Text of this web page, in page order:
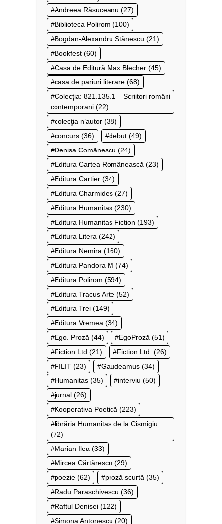
Andreea Răsuceanu (27)
Biblioteca Polirom (100)
Bogdan-Alexandru Stănescu (21)
Bookfest (60)
Casa de Editură Max Blecher (45)
casa de pariuri literare (68)
Colecţia: 821.135.1 – Scriitori români
contemporani (22)
colecţia n’autor (38)
concurs (36) debut (49)
Denisa Comănescu (24)
Editura Cartea Românească (23)
Editura Cartier (34)
Editura Charmides (27)
Editura Humanitas (230)
Editura Humanitas Fiction (193)
Editura Litera (242)
Editura Nemira (160)
Editura Pandora M (74)
Editura Polirom (594)
Editura Tracus Arte (52)
Editura Trei (149)
Editura Vremea (34)
Ego. Proză (44) EgoProză (51)
Fiction Ltd (21) Fiction Ltd. (26)
FILIT (23) Gaudeamus (34)
Humanitas (35) interviu (50)
jurnal (26)
Kooperativa Poetică (223)
librăria Humanitas de la Cișmigiu
(72)
Marian Ilea (33)
Mircea Cărtărescu (29)
poezie (62) proză scurtă (35)
Radu Paraschivescu (36)
Raftul Denisei (122)
Simona Antonescu (20)